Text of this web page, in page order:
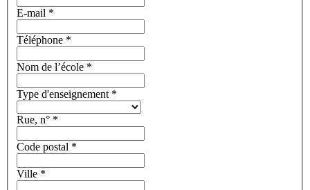
E-mail *
Téléphone *
Nom de l’école *
Type d'enseignement *
Rue, n° *
Code postal *
Ville *